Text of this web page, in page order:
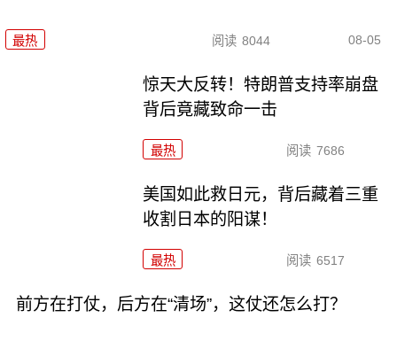
最热 阅读 8044 08-05
惊天大反转！特朗普支持率崩盘
背后竟藏致命一击
最热 阅读 7686
美国如此救日元，背后藏着三重
收割日本的阳谋！
最热 阅读 6517
前方在打仗，后方在“清场”，这仗还怎么打？